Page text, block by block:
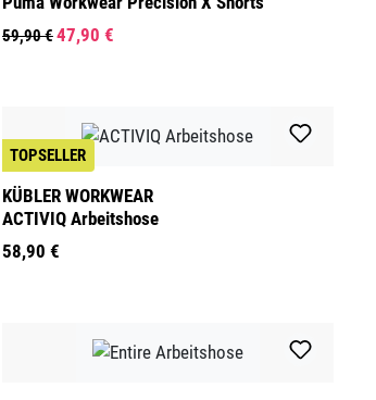
59,90 €47,90 €
TOPSELLER
KÜBLER WORKWEAR
ACTIVIQ Arbeitshose
58,90 €